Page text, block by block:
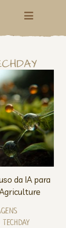
da IA para
TECHDAY